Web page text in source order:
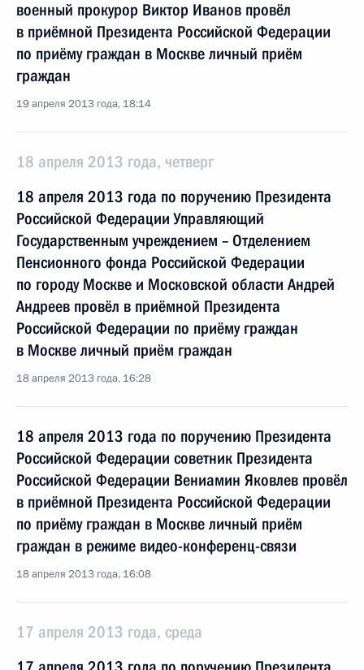
военный прокурор Виктор Иванов провёл
в приёмной Президента Российской Федерации
по приёму граждан в Москве личный приём
граждан
19 апреля 2013 года, 18:14
18 апреля 2013 года, четверг
18 апреля 2013 года по поручению Президента
Российской Федерации Управляющий
Государственным учреждением – Отделением
Пенсионного фонда Российской Федерации
по городу Москве и Московской области Андрей
Андреев провёл в приёмной Президента
Российской Федерации по приёму граждан
в Москве личный приём граждан
18 апреля 2013 года, 16:28
18 апреля 2013 года по поручению Президента
Российской Федерации советник Президента
Российской Федерации Вениамин Яковлев провёл
в приёмной Президента Российской Федерации
по приёму граждан в Москве личный приём
граждан в режиме видео-конференц-связи
18 апреля 2013 года, 16:08
17 апреля 2013 года, среда